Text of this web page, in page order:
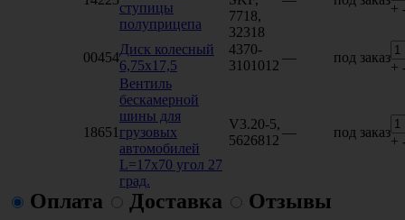
ступицы
полуприцепа
7718,
32318
+
00454
Диск колесный
6,75х17,5
4370-
3101012
— под заказ
+
18651
Вентиль
бескамерной
шины для
грузовых
автомобилей
L=17х70 угол 27
град.
V3.20-5,
5626812
— под заказ
+
Оплата Доставка Отзывы